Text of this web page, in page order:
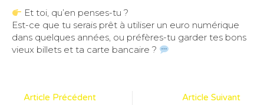
Et toi, qu’en penses-tu ?
Est-ce que tu serais prêt à utiliser un euro numérique
dans quelques années, ou préfères-tu garder tes bons
vieux billets et ta carte bancaire ?
Article Précédent Article Suivant